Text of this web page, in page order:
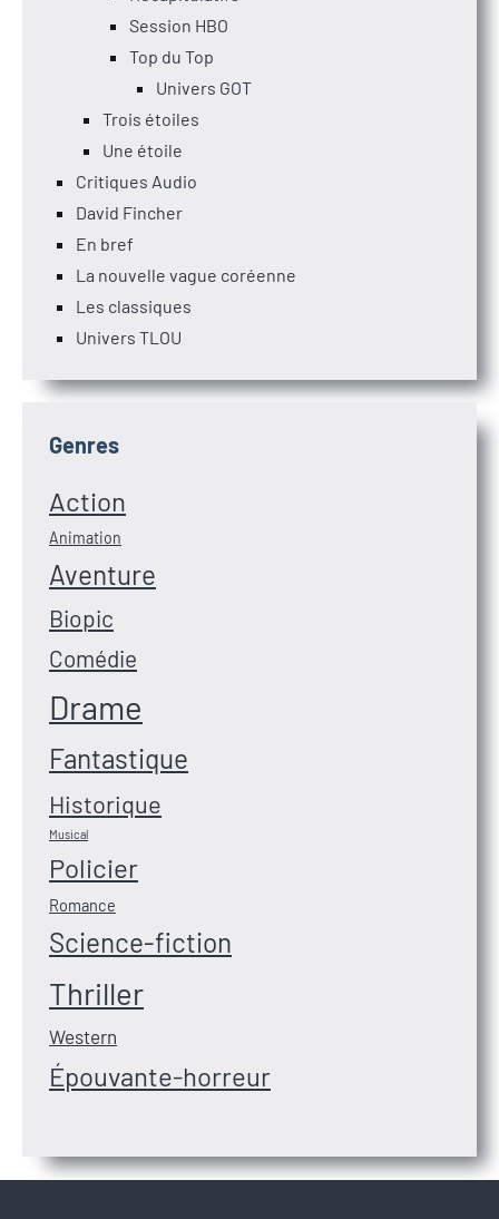
Session HBO
Top du Top
Univers GOT
Trois étoiles
Une étoile
Critiques Audio
David Fincher
En bref
La nouvelle vague coréenne
Les classiques
Univers TLOU
Genres
Action
Animation
Aventure
Biopic
Comédie
Drame
Fantastique
Historique
Musical
Policier
Romance
Science-fiction
Thriller
Western
Épouvante-horreur